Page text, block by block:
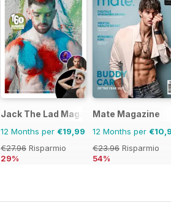
Jack The Lad Magazine
12 Months per €19,99
€27.96 Risparmio
29%
Mate Magazine
12 Months per
€23.96 Risparmio
54%